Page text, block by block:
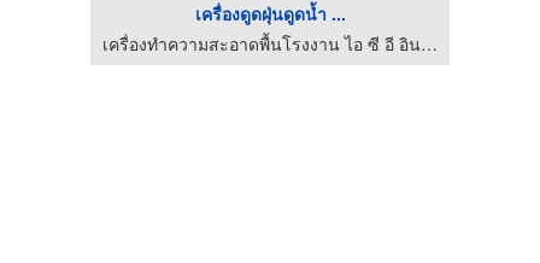
เครื่องดูดฝุ่นดูดน้ำ ...
เครื่องทำความสะอาดพื้นโรงงาน ไอ ซี อี อินเตอร์เทรด